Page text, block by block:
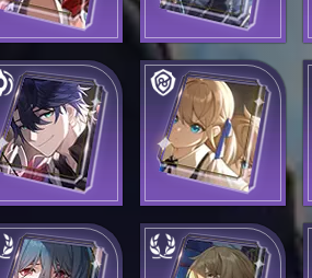
новой жизни
Остаётся лишь
тишина